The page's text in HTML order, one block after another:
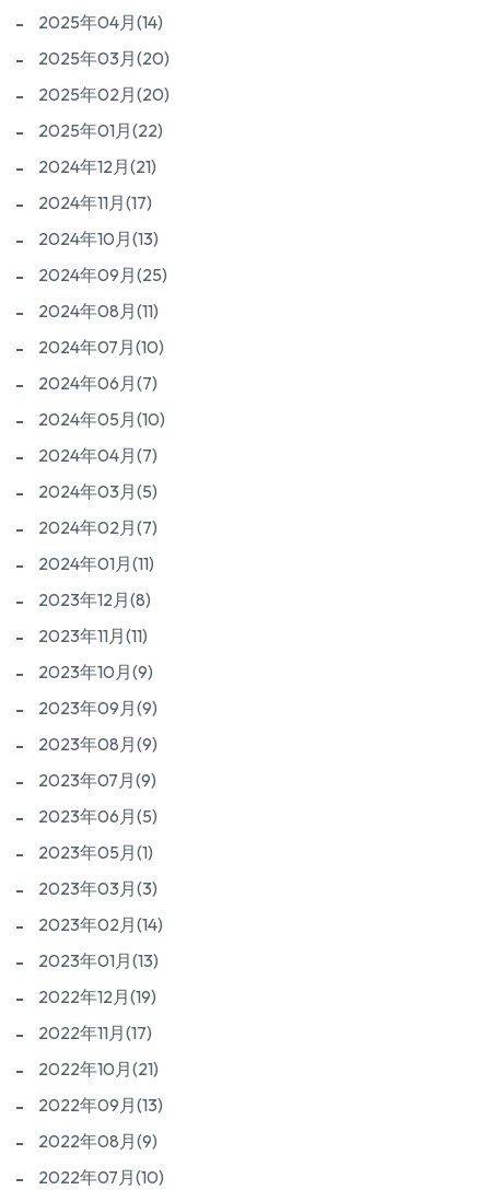
2025年04月(14)
2025年03月(20)
2025年02月(20)
2025年01月(22)
2024年12月(21)
2024年11月(17)
2024年10月(13)
2024年09月(25)
2024年08月(11)
2024年07月(10)
2024年06月(7)
2024年05月(10)
2024年04月(7)
2024年03月(5)
2024年02月(7)
2024年01月(11)
2023年12月(8)
2023年11月(11)
2023年10月(9)
2023年09月(9)
2023年08月(9)
2023年07月(9)
2023年06月(5)
2023年05月(1)
2023年03月(3)
2023年02月(14)
2023年01月(13)
2022年12月(19)
2022年11月(17)
2022年10月(21)
2022年09月(13)
2022年08月(9)
2022年07月(10)